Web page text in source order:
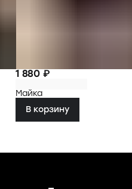
1 880 ₽
Майка
В корзину